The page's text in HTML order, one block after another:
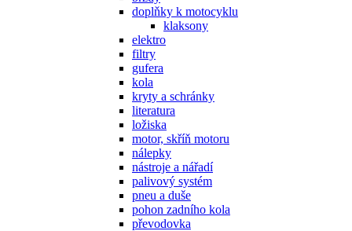
doplňky k motocyklu
klaksony
elektro
filtry
gufera
kola
kryty a schránky
literatura
ložiska
motor, skříň motoru
nálepky
nástroje a nářadí
palivový systém
pneu a duše
pohon zadního kola
převodovka